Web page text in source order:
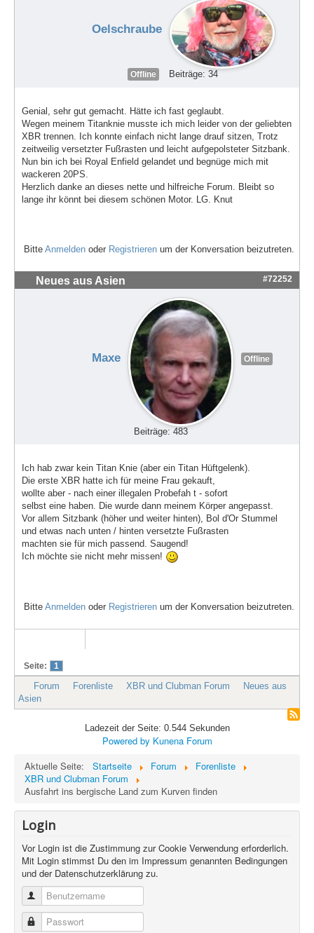
Oelschraube
Offline Beiträge: 34
Genial, sehr gut gemacht. Hätte ich fast geglaubt.
Wegen meinem Titanknie musste ich mich leider von der geliebten
XBR trennen. Ich konnte einfach nicht lange drauf sitzen, Trotz
zeitweilig versetzter Fußrasten und leicht aufgepolsteter Sitzbank.
Nun bin ich bei Royal Enfield gelandet und begnüge mich mit
wackeren 20PS.
Herzlich danke an dieses nette und hilfreiche Forum. Bleibt so
lange ihr könnt bei diesem schönen Motor. LG. Knut
Bitte Anmelden oder Registrieren um der Konversation beizutreten.
Neues aus Asien #72252
Maxe Offline
Beiträge: 483
Ich hab zwar kein Titan Knie (aber ein Titan Hüftgelenk).
Die erste XBR hatte ich für meine Frau gekauft,
wollte aber - nach einer illegalen Probefah t - sofort
selbst eine haben. Die wurde dann meinem Körper angepasst.
Vor allem Sitzbank (höher und weiter hinten), Bol d'Or Stummel
und etwas nach unten / hinten versetzte Fußrasten
machten sie für mich passend. Saugend!
Ich möchte sie nicht mehr missen!
Bitte Anmelden oder Registrieren um der Konversation beizutreten.
Seite: 1
Forum Forenliste XBR und Clubman Forum
Neues aus
Asien
Ladezeit der Seite: 0.544 Sekunden
Powered by Kunena Forum
Aktuelle Seite:
Startseite Forum
Forenliste
XBR und Clubman Forum
Ausfahrt ins bergische Land zum Kurven finden
Login
Vor Login ist die Zustimmung zur Cookie Verwendung erforderlich.
Mit Login stimmst Du den im Impressum genannten Bedingungen
und der Datenschutzerklärung zu.
Benutzername
Passwort